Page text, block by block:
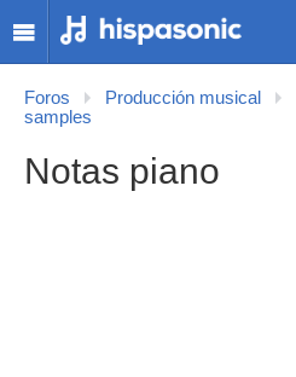
Foros Producción musical
samples
Notas piano